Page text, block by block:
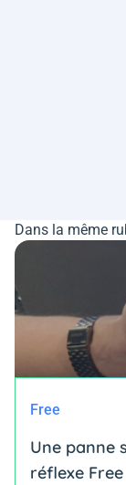
Dans la même
Free
Une panne
réflexe